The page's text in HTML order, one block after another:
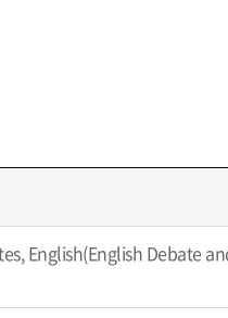
English(English Debate